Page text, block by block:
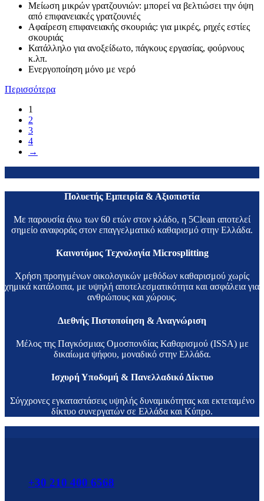
Μείωση μικρών γρατζουνιών: μπορεί να βελτιώσει την όψη
από επιφανειακές γρατζουνιές
Αφαίρεση επιφανειακής σκουριάς: για μικρές, ρηχές εστίες
σκουριάς
Κατάλληλο για ανοξείδωτο, πάγκους εργασίας, φούρνους
κ.λπ.
Ενεργοποίηση μόνο με νερό
Περισσότερα
1
2
3
4
→
Πολυετής Εμπειρία & Αξιοπιστία
Με παρουσία άνω των 60 ετών στον κλάδο, η 5Clean αποτελεί
σημείο αναφοράς στον επαγγελματικό καθαρισμό στην Ελλάδα.
Καινοτόμος Τεχνολογία Microsplitting
Χρήση προηγμένων οικολογικών μεθόδων καθαρισμού χωρίς
χημικά κατάλοιπα, με υψηλή αποτελεσματικότητα και ασφάλεια για
ανθρώπους και χώρους.
Διεθνής Πιστοποίηση & Αναγνώριση
Μέλος της Παγκόσμιας Ομοσπονδίας Καθαρισμού (ISSA) με
δικαίωμα ψήφου, μοναδικό στην Ελλάδα.
Ισχυρή Υποδομή & Πανελλαδικό Δίκτυο
Σύγχρονες εγκαταστάσεις υψηλής δυναμικότητας και εκτεταμένο
δίκτυο συνεργατών σε Ελλάδα και Κύπρο.
+30 210 400 6568